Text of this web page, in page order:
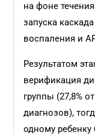
на фоне
запуска
воспаления и
Результатом
верификация
группы (27,8%
диагнозов),
одному